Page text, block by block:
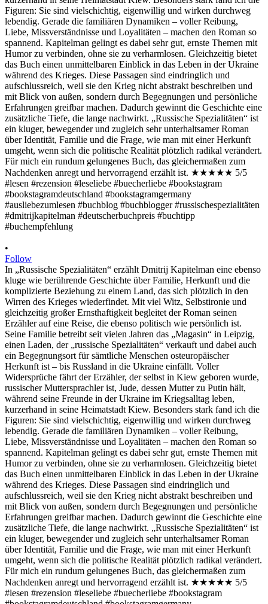
•
Follow
In „Russische Spezialitäten“ erzählt Dmitrij Kapitelman eine ebenso
kluge wie berührende Geschichte über Familie, Herkunft und die
komplizierte Beziehung zu einem Land, das sich plötzlich in den
Wirren des Krieges wiederfindet. Mit viel Witz, Selbstironie und
gleichzeitig großer Ernsthaftigkeit begleitet der Roman seinen
Erzähler auf eine Reise, die ebenso politisch wie persönlich ist.
Seine Familie betreibt seit vielen Jahren das „Magasin“ in Leipzig,
einen Laden, der „russische Spezialitäten“ verkauft und dabei auch
ein Begegnungsort für sämtliche Menschen osteuropäischer
Herkunft ist – bis Russland in die Ukraine einfällt. Voller
Widersprüche fährt der Erzähler, der selbst in Kiew geboren wurde,
russischer Muttersprachler ist, Jude, dessen Mutter zu Putin hält,
während seine Freunde in der Ukraine im Kriegsalltag leben,
kurzerhand in seine Heimatstadt Kiew. Besonders stark fand ich die
Figuren: Sie sind vielschichtig, eigenwillig und wirken durchweg
lebendig. Gerade die familiären Dynamiken – voller Reibung,
Liebe, Missverständnisse und Loyalitäten – machen den Roman so
spannend. Kapitelman gelingt es dabei sehr gut, ernste Themen mit
Humor zu verbinden, ohne sie zu verharmlosen. Gleichzeitig bietet
das Buch einen unmittelbaren Einblick in das Leben in der Ukraine
während des Krieges. Diese Passagen sind eindringlich und
aufschlussreich, weil sie den Krieg nicht abstrakt beschreiben und
mit Blick von außen, sondern durch Begegnungen und persönliche
Erfahrungen greifbar machen. Dadurch gewinnt die Geschichte eine
zusätzliche Tiefe, die lange nachwirkt. „Russische Spezialitäten“ ist
ein kluger, bewegender und zugleich sehr unterhaltsamer Roman
über Identität, Familie und die Frage, wie man mit einer Herkunft
umgeht, wenn sich die politische Realität plötzlich radikal verändert.
Für mich ein rundum gelungenes Buch, das gleichermaßen zum
Nachdenken anregt und hervorragend erzählt ist. ★★★★★ 5/5
#lesen #rezension #leseliebe #buecherliebe #bookstagram